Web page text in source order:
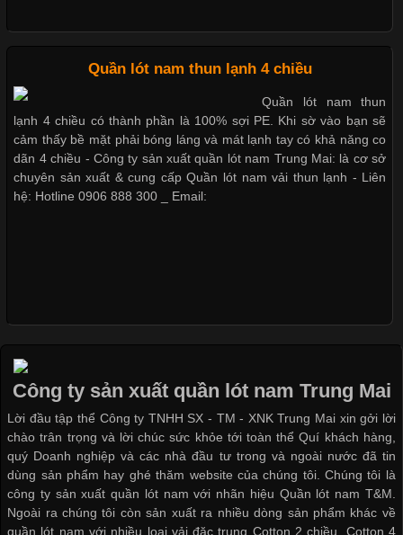
Cập nhật 2026-05-20 14:58:56
Vải thun là một trong những chất liệu được sử dụng rộng rãi
nhất trong ngành thời trang nhờ đặc tính co giãn, mềm mại và
thoải mái khi mặc. Từ áo thun, đồ thể thao cho đến đồ lót nam,
vải thun luôn đóng vai trò quan trọng trong quá trình sản xuất.
Hiện nay, nhu cầu tìm kiếm quần lót nam giá
Các Form Áo Thun Phổ Biến Hiện Nay Và Xu Hướng Trong
Ngành May Mặc Áo thun là một trong những trang phục quen
thuộc và được sử dụng phổ biến nhất hiện nay. Không chỉ đa
dạng về màu sắc hay chất liệu, áo thun còn có nhiều form dáng
khác nhau để phù hợp với từng phong cách thời trang và nhu
cầu
Quần lót nam thun lạnh 4 chiều
Quần lót nam thun
lạnh 4 chiều có thành phần là 100% sợi PE. Khi sờ vào bạn sẽ
cảm thấy bề mặt phải bóng láng và mát lạnh tay có khả năng co
dãn 4 chiều - Công ty sản xuất quần lót nam Trung Mai: là cơ sở
chuyên sản xuất & cung cấp Quần lót nam vải thun lạnh - Liên
hệ: Hotline 0906 888 300 _ Email:
Công ty sản xuất quần lót nam Trung Mai
Lời đầu tập thể Công ty TNHH SX - TM - XNK Trung Mai xin gởi lời
chào trân trọng và lời chúc sức khỏe tới toàn thể Quí khách hàng,
quý Doanh nghiệp và các nhà đầu tư trong và ngoài nước đã tin
dùng sản phẩm hay ghé thăm website của chúng tôi. Chúng tôi là
công ty sản xuất quần lót nam với nhãn hiệu Quần lót nam T&M.
Ngoài ra chúng tôi còn sản xuất ra nhiều dòng sản phẩm khác về
quần lót nam với nhiều loại vải đặc trung Cotton 2 chiều, Cotton 4